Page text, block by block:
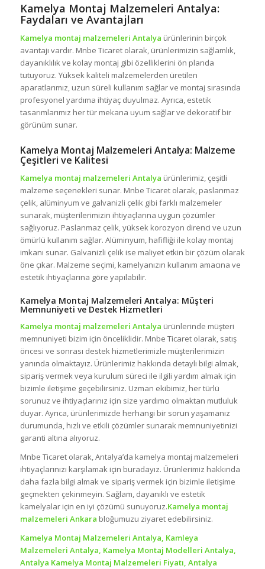
Kamelya Montaj Malzemeleri Antalya:
Faydaları ve Avantajları
Kamelya montaj malzemeleri Antalya ürünlerinin birçok
avantajı vardır. Mnbe Ticaret olarak, ürünlerimizin sağlamlık,
dayanıklılık ve kolay montaj gibi özelliklerini ön planda
tutuyoruz. Yüksek kaliteli malzemelerden üretilen
aparatlarımız, uzun süreli kullanım sağlar ve montaj sırasında
profesyonel yardıma ihtiyaç duyulmaz. Ayrıca, estetik
tasarımlarımız her tür mekana uyum sağlar ve dekoratif bir
görünüm sunar.
Kamelya Montaj Malzemeleri Antalya: Malzeme
Çeşitleri ve Kalitesi
Kamelya montaj malzemeleri Antalya ürünlerimiz, çeşitli
malzeme seçenekleri sunar. Mnbe Ticaret olarak, paslanmaz
çelik, alüminyum ve galvanizli çelik gibi farklı malzemeler
sunarak, müşterilerimizin ihtiyaçlarına uygun çözümler
sağlıyoruz. Paslanmaz çelik, yüksek korozyon direnci ve uzun
ömürlü kullanım sağlar. Alüminyum, hafifliği ile kolay montaj
imkanı sunar. Galvanizli çelik ise maliyet etkin bir çözüm olarak
öne çıkar. Malzeme seçimi, kamelyanızın kullanım amacına ve
estetik ihtiyaçlarına göre yapılabilir.
Kamelya Montaj Malzemeleri Antalya: Müşteri
Memnuniyeti ve Destek Hizmetleri
Kamelya montaj malzemeleri Antalya ürünlerinde müşteri
memnuniyeti bizim için önceliklidir. Mnbe Ticaret olarak, satış
öncesi ve sonrası destek hizmetlerimizle müşterilerimizin
yanında olmaktayız. Ürünlerimiz hakkında detaylı bilgi almak,
sipariş vermek veya kurulum süreci ile ilgili yardım almak için
bizimle iletişime geçebilirsiniz. Uzman ekibimiz, her türlü
sorunuz ve ihtiyaçlarınız için size yardımcı olmaktan mutluluk
duyar. Ayrıca, ürünlerimizde herhangi bir sorun yaşamanız
durumunda, hızlı ve etkili çözümler sunarak memnuniyetinizi
garanti altına alıyoruz.
Mnbe Ticaret olarak, Antalya’da kamelya montaj malzemeleri
ihtiyaçlarınızı karşılamak için buradayız. Ürünlerimiz hakkında
daha fazla bilgi almak ve sipariş vermek için bizimle iletişime
geçmekten çekinmeyin. Sağlam, dayanıklı ve estetik
kamelyalar için en iyi çözümü sunuyoruz.Kamelya montaj
malzemeleri Ankara bloğumuzu ziyaret edebilirsiniz.
Kamelya Montaj Malzemeleri Antalya, Kamleya
Malzemeleri Antalya, Kamelya Montaj Modelleri Antalya,
Antalya Kamelya Montaj Malzemeleri Fiyatı, Antalya